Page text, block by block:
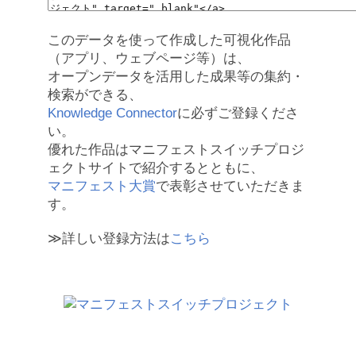
このデータを使って作成した可視化作品
（アプリ、ウェブページ等）は、
オープンデータを活用した成果等の集約・
検索ができる、
Knowledge Connectorに必ずご登録くださ
い。
優れた作品はマニフェストスイッチプロジ
ェクトサイトで紹介するとともに、
マニフェスト大賞で表彰させていただきま
す。
≫詳しい登録方法はこちら